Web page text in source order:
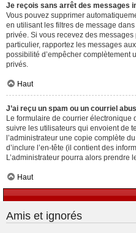
Je reçois sans arrêt des messages
Vous pouvez supprimer
en utilisant les filtres de message
privée. Si vous recevez des messages
particulier, rapportez les messages
possibilité d’empêcher complètement
privés.
Haut
J’ai reçu un spam ou un courriel
Le formulaire de courrier électronique
suivre les utilisateurs qui envoient de
l’administrateur une copie complète
d’inclure l’en-tête (il contient des
L’administrateur pourra alors prendre
Haut
Amis et ignorés